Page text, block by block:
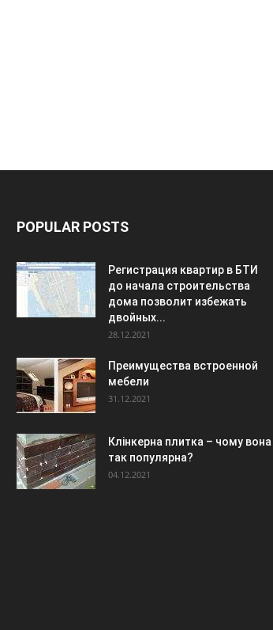
POPULAR POSTS
Регистрация квартир в БТИ
до начала строительства
дома позволит избежать
двойных...
28.12.2021
Преимущества встроенной
мебели
31.12.2021
Клінкерна плитка – чому вона
так популярна?
04.12.2021